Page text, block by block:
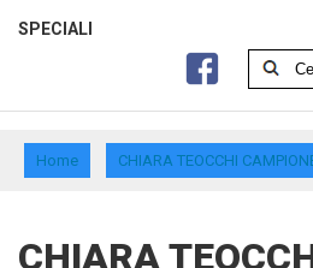
SPECIALI
Home CHIARA TEOCCHI
CHIARA